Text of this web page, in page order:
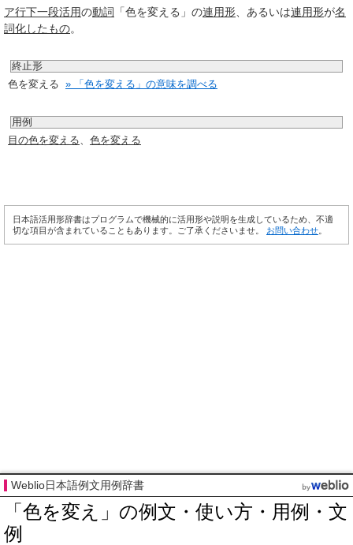
ア行下一段活用の動詞 「色を変える」の連用形 、あるいは連用形が名
詞化したもの。
終止形
色を変える » 「色を変える」の意味を調べる
用例
目の色を変える、 色を変える
日本語活用形辞書はプログラムで機械的に活用形や説明を生成しているため、不適
切な項目が含まれていることもあります。ご了承くださいませ。 お問い合わせ
Weblio日本語例文用例辞書
「色を変え」の例文・使い方・用例・文
例